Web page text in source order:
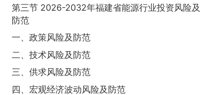
第三节 2026-2032年福建省能源行业投资风险及
防范
一、政策风险及防范
二、技术风险及防范
三、供求风险及防范
四、宏观经济波动风险及防范